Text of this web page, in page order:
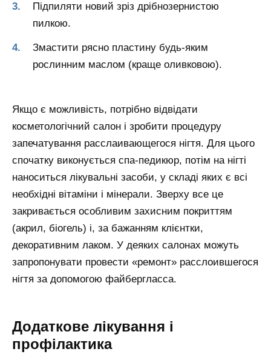
Підпиляти новий зріз дрібнозернистою
пилкою.
Змастити рясно пластину будь-яким
рослинним маслом (краще оливковою).
Якщо є можливість, потрібно відвідати
косметологічний салон і зробити процедуру
запечатування расслаивающегося нігтя. Для цього
спочатку виконується спа-педикюр, потім на нігті
наноситься лікувальні засоби, у складі яких є всі
необхідні вітаміни і мінерали. Зверху все це
закривається особливим захисним покриттям
(акрил, біогель) і, за бажанням клієнтки,
декоративним лаком. У деяких салонах можуть
запропонувати провести «ремонт» расслоившегося
нігтя за допомогою файбергласса.
Додаткове лікування і
профілактика